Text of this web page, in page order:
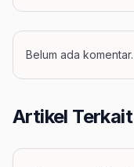
Belum ada
Artikel Terkait